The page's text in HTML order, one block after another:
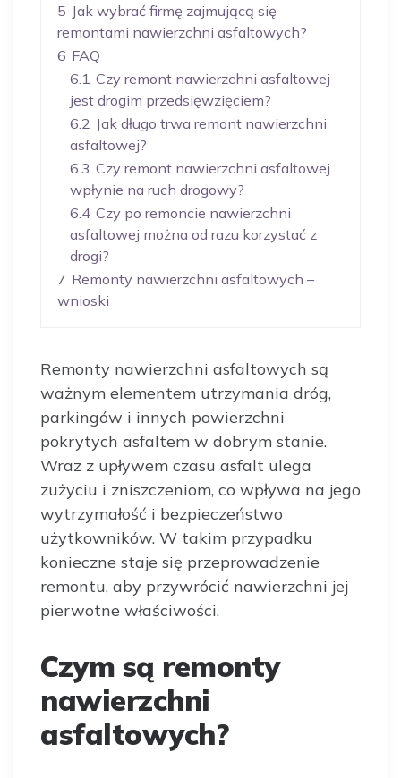
5 Jak wybrać firmę zajmującą się
remontami nawierzchni asfaltowych?
6 FAQ
6.1 Czy remont nawierzchni asfaltowej
jest drogim przedsięwzięciem?
6.2 Jak długo trwa remont nawierzchni
asfaltowej?
6.3 Czy remont nawierzchni asfaltowej
wpłynie na ruch drogowy?
6.4 Czy po remoncie nawierzchni
asfaltowej można od razu korzystać z
drogi?
7 Remonty nawierzchni asfaltowych –
wnioski
Remonty nawierzchni asfaltowych są
ważnym elementem utrzymania dróg,
parkingów i innych powierzchni
pokrytych asfaltem w dobrym stanie.
Wraz z upływem czasu asfalt ulega
zużyciu i zniszczeniom, co wpływa na jego
wytrzymałość i bezpieczeństwo
użytkowników. W takim przypadku
konieczne staje się przeprowadzenie
remontu, aby przywrócić nawierzchni jej
pierwotne właściwości.
Czym są remonty
nawierzchni
asfaltowych?